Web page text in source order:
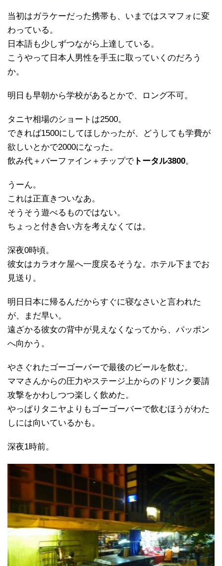
当初はガラケーだった携帯も、いまではスマフォに変
わっている。
日本語も少しずつながら上達している。
こうやって日本人男性を手玉に取っていくのだろう
か。
明日も早朝から学校があるとかで、ロング不可。
タニヤ相場のショートは2500。
できれば1500にしてほしかったが、どうしても学費が
欲しいとかで2000になった。
飲み代＋バーファイン＋チップでトータル3800。
うーん。
これは正直きついなあ。
そうそう遊べるものではない。
ちょっと付き合い方を考えなくては。
深夜0時頃。
彼女はカラオケ屋へ一度戻るそうな。ホテル下までお
見送り。
明日日本に帰るんだからすぐに寝なさいと言われた
が、まだ早い。
遠ざかる彼女の背中が見えなくなってから、パッポン
へ向かう。
やさぐれたゴーゴーバーで最後のビールを飲む。
ママさんからの圧力やステージ上からのドリンク要請
攻撃をかわしつつ楽しく飲めた。
やっぱりタニヤよりもゴーゴーバーで飲むほうがわた
しには向いているかも。
深夜1時前。